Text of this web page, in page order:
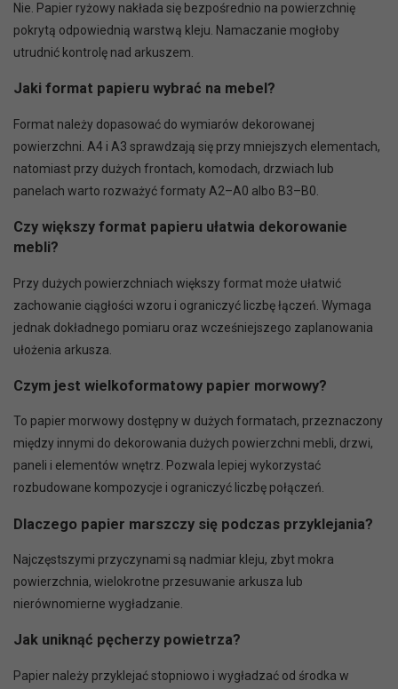
Nie. Papier ryżowy nakłada się bezpośrednio na powierzchnię
pokrytą odpowiednią warstwą kleju. Namaczanie mogłoby
utrudnić kontrolę nad arkuszem.
Jaki format papieru wybrać na mebel?
Format należy dopasować do wymiarów dekorowanej
powierzchni. A4 i A3 sprawdzają się przy mniejszych elementach,
natomiast przy dużych frontach, komodach, drzwiach lub
panelach warto rozważyć formaty A2–A0 albo B3–B0.
Czy większy format papieru ułatwia dekorowanie
mebli?
Przy dużych powierzchniach większy format może ułatwić
zachowanie ciągłości wzoru i ograniczyć liczbę łączeń. Wymaga
jednak dokładnego pomiaru oraz wcześniejszego zaplanowania
ułożenia arkusza.
Czym jest wielkoformatowy papier morwowy?
To papier morwowy dostępny w dużych formatach, przeznaczony
między innymi do dekorowania dużych powierzchni mebli, drzwi,
paneli i elementów wnętrz. Pozwala lepiej wykorzystać
rozbudowane kompozycje i ograniczyć liczbę połączeń.
Dlaczego papier marszczy się podczas przyklejania?
Najczęstszymi przyczynami są nadmiar kleju, zbyt mokra
powierzchnia, wielokrotne przesuwanie arkusza lub
nierównomierne wygładzanie.
Jak uniknąć pęcherzy powietrza?
Papier należy przyklejać stopniowo i wygładzać od środka w